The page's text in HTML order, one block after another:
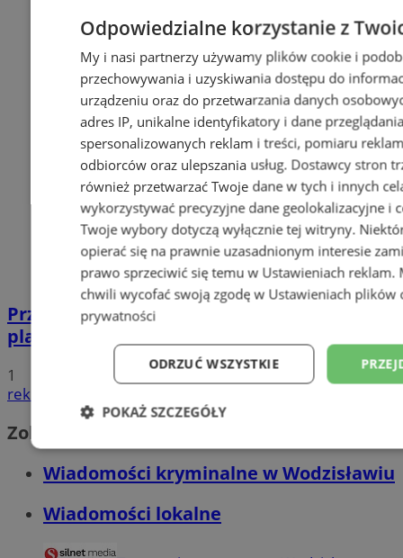
Przyszłość Wodzisławia Śląskiego:
planowane inwestycje na 2025 rok
1
reklama
Zobacz również
Wiadomości kryminalne w Wodzisławiu
Wiadomości lokalne
Odpowiedzialne korzystanie z
My i nasi partnerzy używamy plików cookie i
przechowywania i uzyskiwania dostępu do
urządzeniu oraz do przetwarzania danych
adres IP, unikalne identyfikatory i dane
spersonalizowanych reklam i treści, pomiaru
odbiorców oraz ulepszania usług. Dostawcy stron
również przetwarzać Twoje dane w tych i innych
wykorzystywać precyzyjne dane geolokalizacyjne i
Twoje wybory dotyczą wyłącznie tej witryny.
opierać się na prawnie uzasadnionym interesie
prawo sprzeciwić się temu w Ustawieniach reklam.
chwili wycofać swoją zgodę w Ustawieniach plików
prywatności
ODRZUĆ WSZYSTKIE
POKAŻ SZCZEGÓŁY
Niezbędne Wydajność